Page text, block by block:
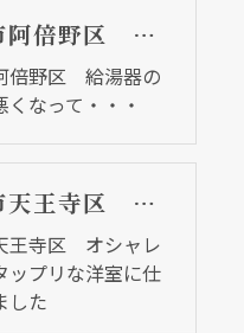
大阪市阿倍野区 給湯器の調子が悪くなって・・・
倍野区 給湯器の
くなって・・・
大阪市天王寺区 オシャレで収納タップリな洋室に仕上がりました
王寺区 オシャレ
ップリな洋室に仕
した